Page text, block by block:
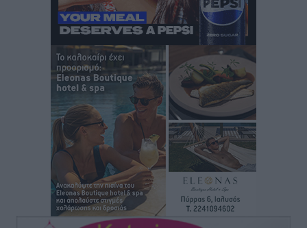
Χατζηλαζάρου – Προχωρά καινούργιο ξενοδοχείο
στην Κω
Τοπικές Ειδήσεις• πριν 14 ώρες
Αυτοκίνητο μπήκε παράνομα σε μονόδρομο στο
Μαστιχάρι – Αναποδογύρισε όχημα με μητέρα και
5χρονο παιδί
Τοπικές Ειδήσεις πριν 15 ώρες
“Η Ευρώπη αντιμετώπιζε το προσφυγικό σαν ταινία
τρόμου” – Η συγκλονιστική μαρτυρία της Χαρούλας
Γιασιράνη στον RV για τα γεγονότα που οδήγησαν στο
Σύμφωνο της Λέρου